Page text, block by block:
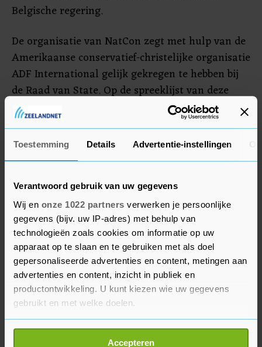
Toestemming Details Advertentie-instellingen
Verantwoord gebruik van uw gegevens
Wij en onze 1022 partners verwerken je persoonlijke
gegevens (bijv. uw IP-adres) met behulp van
technologieën zoals cookies om informatie op uw
apparaat op te slaan en te gebruiken met als doel
gepersonaliseerde advertenties en content, metingen aan
advertenties en content, inzicht in publiek en
productontwikkeling. U kunt kiezen wie uw gegevens
gebruikt en met welke doelen.
Als u het toestaat, willen we ook graag:
Accepteren
Belgische regering.
De organisatie van NatCon zegt met hulp van de
Amerikaanse conservatief-christelijke organisatie
ADF International gelijk gekregen te hebben bij
de Raad van State. Op de spreeklijst van deze
woensdag staan onder anderen de Hongaarse
premier Viktor Orbán en de Poolse oud-premier
Mateusz Morawiecki.